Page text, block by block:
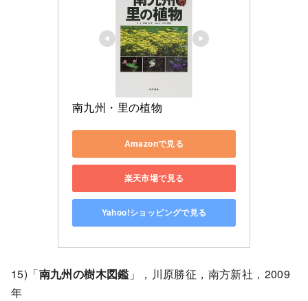
南九州・里の植物
Amazonで見る
楽天市場で見る
Yahoo!ショッピングで見る
15)「南九州の樹木図鑑 」，川原勝征，南方新社，2009
年